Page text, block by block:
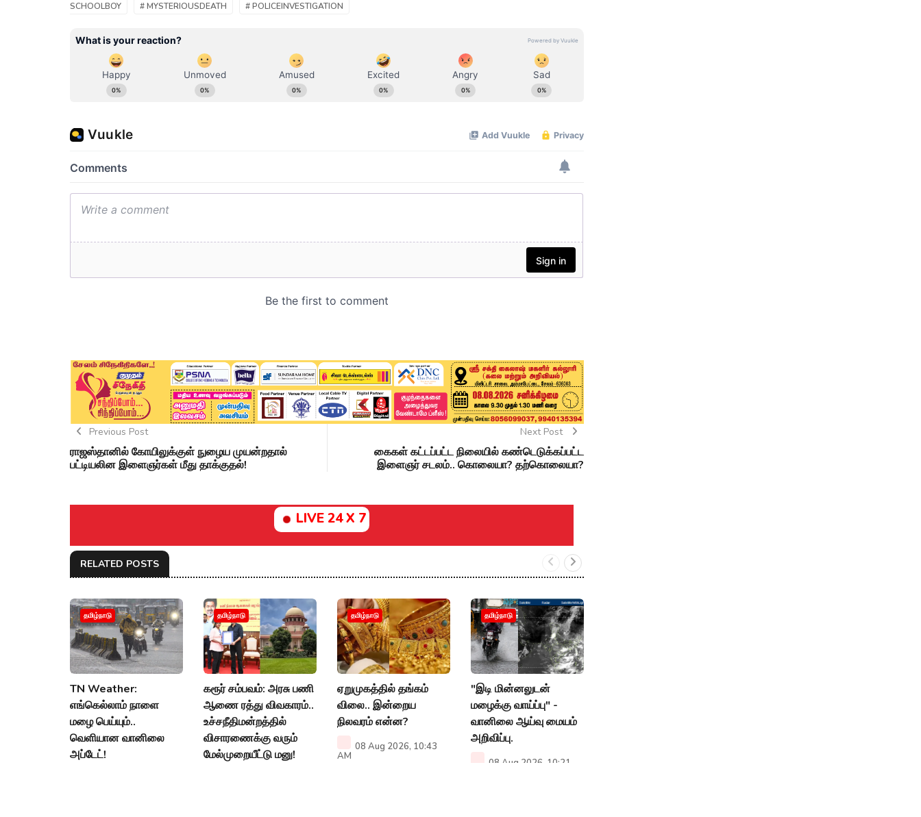
SCHOOLBOY
# MYSTERIOUSDEATH # POLICEINVESTIGATION
Previous Post
ராஜஸ்தானில் கோயிலுக்குள் நுழைய முயன்றதால்
பட்டியலின இளைஞர்கள் மீது தாக்குதல்!
Next Post
கைகள் கட்டப்பட்ட நிலையில் கண்டெடுக்கப்பட்ட
இளைஞர் சடலம்.. கொலையா? தற்கொலையா?
LIVE 24 X 7
RELATED POSTS
தமிழ்நாடு
TN Weather:
எங்கெல்லாம் நாளை
மழை பெய்யும்..
வெளியான வானிலை
அப்டேட்!
தமிழ்நாடு
கரூர் சம்பவம்: அரசு பணி
ஆணை ரத்து விவகாரம்..
உச்சநீதிமன்றத்தில்
விசாரணைக்கு வரும்
மேல்முறையீட்டு மனு!
தமிழ்நாடு
ஏறுமுகத்தில் தங்கம்
விலை.. இன்றைய
நிலவரம் என்ன?
08 Aug 2026, 10:43
AM
தமிழ்நாடு
"இடி மின்னலுடன்
மழைக்கு வாய்ப்பு" -
வானிலை ஆய்வு மையம்
அறிவிப்பு.
08 Aug 2026, 10:21